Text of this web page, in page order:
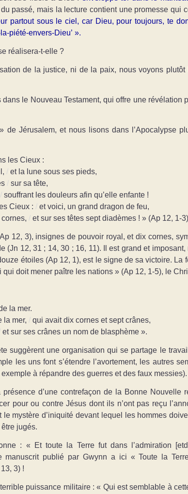
passé, mais la lecture contient une promesse qui
partout sous le ciel, car Dieu, pour toujours, te
piété-envers-Dieu’ ».
réalisera-t-elle ?
de la justice, ni de la paix, nous voyons plutôt
dans le Nouveau Testament, qui offre une révélation
de Jérusalem, et nous lisons dans l’Apocalypse
les Cieux :
/et la lune sous ses pieds,
/sur sa tête,
/souffrant les douleurs afin qu’elle enfante !
Cieux : /et voici, un grand dragon de feu,
/et sur ses têtes sept diadèmes ! » (Ap 12, 1-3)
12, 3), insignes de pouvoir royal, et dix cornes,
(Jn 12, 31 ; 14, 30 ; 16, 11). Il est grand et
étoiles (Ap 12, 1), est le signe de sa victoire. La
doit mener paître les nations » (Ap 12, 1-5), le
la mer.
la mer, /qui avait dix cornes et sept crânes,
et sur ses crânes un nom de blasphème ».
suggèrent une organisation qui se partage le
les uns font s’étendre l’avortement, les autres
exemple à répandre des guerres et des faux messies).
présence d’une contrefaçon de la Bonne Nouvelle
pour ou contre Jésus dont ils n’ont pas reçu
mystère d’iniquité devant lequel les hommes
jugés.
: « Et toute la Terre fut dans l’admiration [
manuscrit publié par Gwynn a ici « Toute la
3) !
puissance militaire :« Qui est semblable à